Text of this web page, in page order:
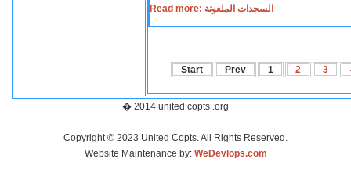
Read more: السجدات الملعونة
Start Prev 1 2 3
� 2014 united copts .org
Copyright © 2023 United Copts. All Rights Reserved.
Website Maintenance by: WeDevlops.com